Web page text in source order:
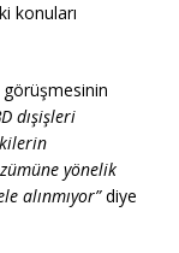
konuları
görüşmesinin
dışişleri
yönelik
alınmıyor”diye